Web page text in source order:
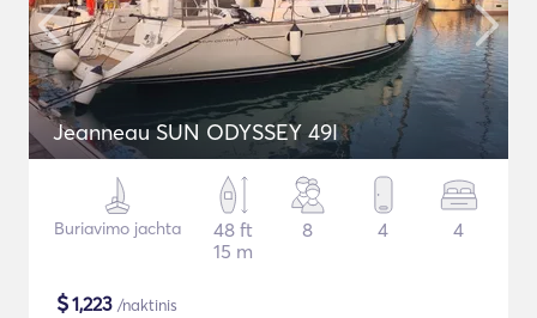
Jeanneau SUN ODYSSEY 49I
Buriavimo jachta
48 ft
15 m
8 4 4
$1,223 /naktinis